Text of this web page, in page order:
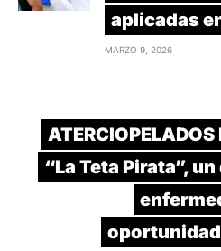
aplicadas
MARZO 9, 2026
“La Teta Pirata”,